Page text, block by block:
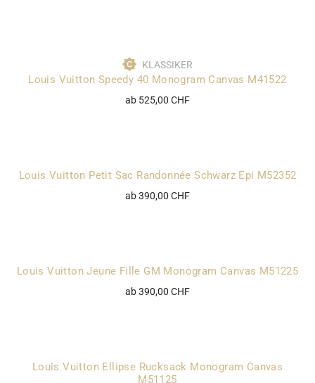
KLASSIKER
Louis Vuitton Speedy 40 Monogram Canvas M41522
ab 525,00 CHF
Louis Vuitton Petit Sac Randonnée Schwarz Epi M52352
ab 390,00 CHF
Louis Vuitton Jeune Fille GM Monogram Canvas M51225
ab 390,00 CHF
Louis Vuitton Ellipse Rucksack Monogram Canvas
M51125